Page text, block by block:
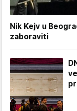
Nik Kejv u
zaboraviti